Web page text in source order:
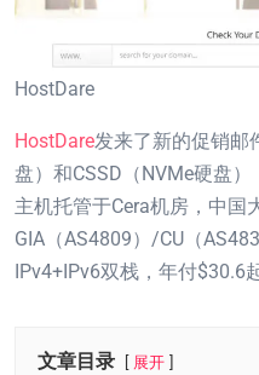
HostDare
HostDare发来了新的促销邮
盘）和CSSD（NVMe硬盘
主机托管于Cera机房，中国
GIA（AS4809）/CU（
IPv4+IPv6双栈，年付$30.6起
文章目录 展开